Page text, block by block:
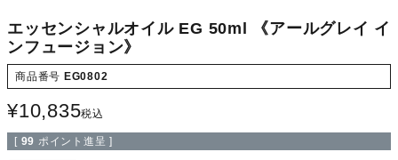
エッセンシャルオイル EG 50ml 《アールグレイ イ
ンフュージョン》
商品番号 EG0802
¥10,835税込
[ 99 ポイント進呈 ]